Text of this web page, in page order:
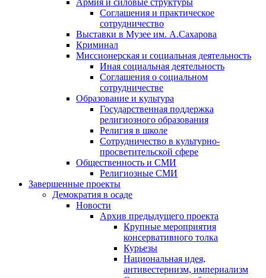
Армия и силовые структуры
Соглашения и практическое
сотрудничество
Выставки в Музее им. А.Сахарова
Криминал
Миссионерская и социальная деятельность
Иная социальная деятельность
Соглашения о социальном
сотрудничестве
Образование и культура
Государственная поддержка
религиозного образования
Религия в школе
Сотрудничество в культурно-
просветительской сфере
Общественность и СМИ
Религиозные СМИ
Завершенные проекты
Демократия в осаде
Новости
Архив предыдущего проекта
Крупные мероприятия
консервативного толка
Курьезы
Национальная идея,
антивестернизм, империализм